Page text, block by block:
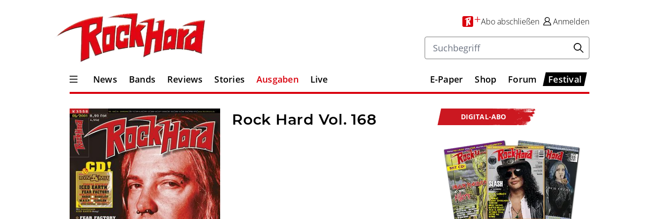
+Aboabschließen Anmelden
News Bands Reviews Stories Ausgaben Live E-Paper Shop Forum Festival
Rock Hard Vol. 168 DIGITAL-ABO